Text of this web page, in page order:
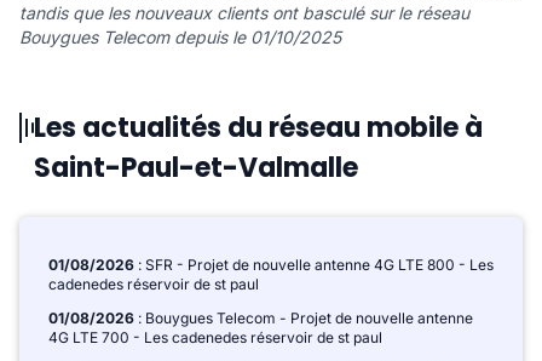
tandis que les nouveaux clients ont basculé sur le réseau
Bouygues Telecom depuis le 01/10/2025
Les actualités du réseau mobile à
Saint-Paul-et-Valmalle
01/08/2026 : SFR - Projet de nouvelle antenne 4G LTE 800 - Les
cadenedes réservoir de st paul
01/08/2026 : Bouygues Telecom - Projet de nouvelle antenne
4G LTE 700 - Les cadenedes réservoir de st paul